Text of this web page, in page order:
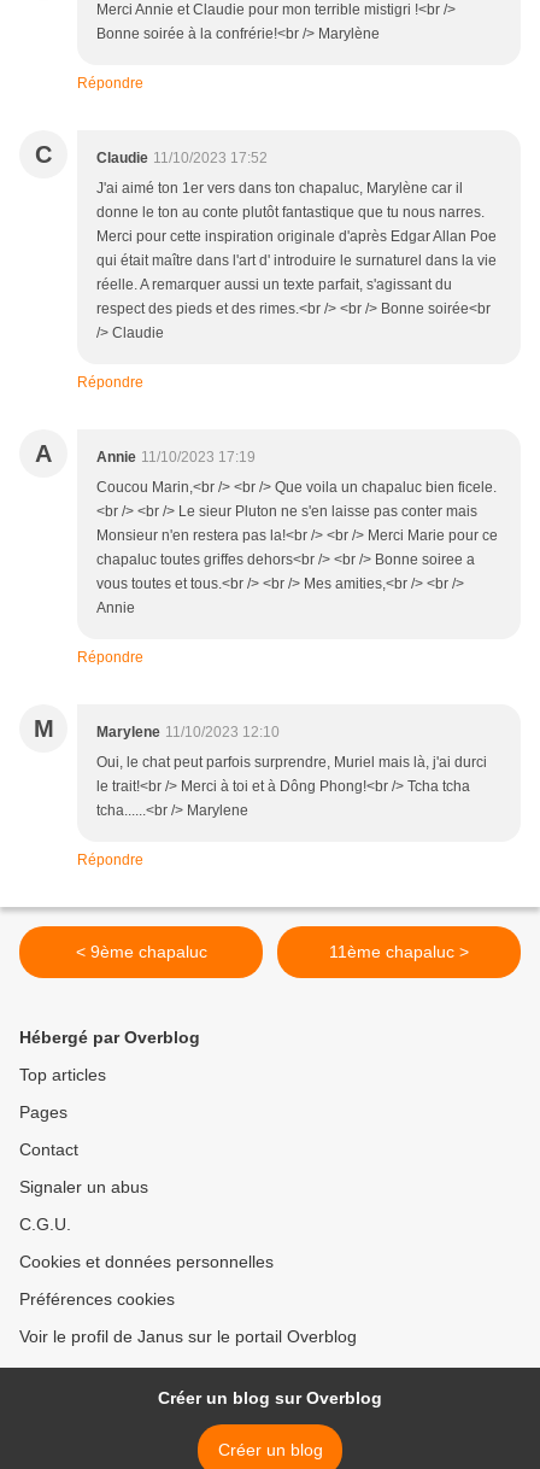
Merci Annie et Claudie pour mon terrible mistigri !<br />
Bonne soirée à la confrérie!<br /> Marylène
Répondre
C Claudie 11/10/2023 17:52
J'ai aimé ton 1er vers dans ton chapaluc, Marylène car il
donne le ton au conte plutôt fantastique que tu nous narres.
Merci pour cette inspiration originale d'après Edgar Allan Poe
qui était maître dans l'art d' introduire le surnaturel dans la vie
réelle. A remarquer aussi un texte parfait, s'agissant du
respect des pieds et des rimes.<br /> <br /> Bonne soirée<br
/> Claudie
Répondre
A Annie 11/10/2023 17:19
Coucou Marin,<br /> <br /> Que voila un chapaluc bien ficele.
<br /> <br /> Le sieur Pluton ne s'en laisse pas conter mais
Monsieur n'en restera pas la!<br /> <br /> Merci Marie pour ce
chapaluc toutes griffes dehors<br /> <br /> Bonne soiree a
vous toutes et tous.<br /> <br /> Mes amities,<br /> <br />
Annie
Répondre
M Marylene 11/10/2023 12:10
Oui, le chat peut parfois surprendre, Muriel mais là, j'ai durci
le trait!<br /> Merci à toi et à Dông Phong!<br /> Tcha tcha
tcha......<br /> Marylene
Répondre
< 9ème chapaluc 11ème chapaluc >
Hébergé par Overblog
Top articles
Pages
Contact
Signaler un abus
C.G.U.
Cookies et données personnelles
Préférences cookies
Voir le profil de Janus sur le portail Overblog
Créer un blog sur Overblog
Créer un blog